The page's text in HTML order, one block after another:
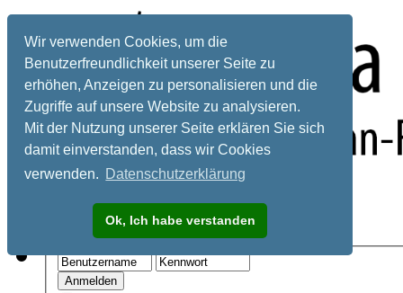
Wir verwenden Cookies, um die
Benutzerfreundlichkeit unserer Seite zu
erhöhen, Anzeigen zu personalisieren und die
Zugriffe auf unsere Website zu analysieren.
Mit der Nutzung unserer Seite erklären Sie sich
damit einverstanden, dass wir Cookies
verwenden. Datenschutzerklärung
Ok, Ich habe verstanden
Registrieren